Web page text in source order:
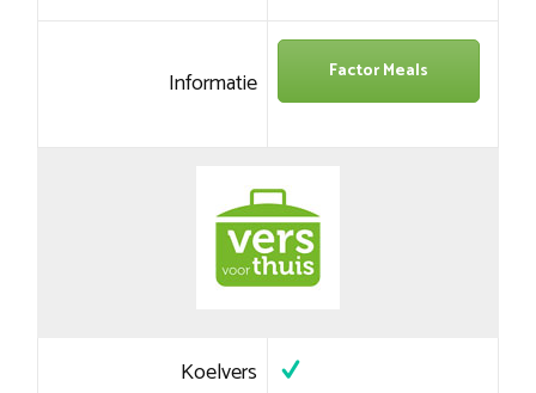
Informatie Factor Meals
Koelvers